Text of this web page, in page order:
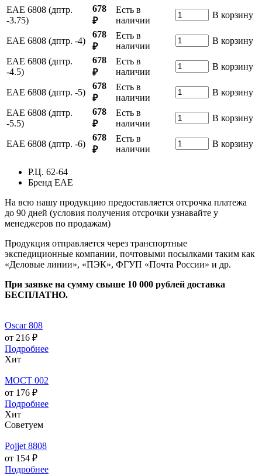
ЕАЕ 6808 (дптр.
-3.75)
678
₽
Есть в
наличии
В корзину
ЕАЕ 6808 (дптр. -4)
678
₽
Есть в
наличии
В корзину
ЕАЕ 6808 (дптр.
-4.5)
678
₽
Есть в
наличии
В корзину
ЕАЕ 6808 (дптр. -5)
678
₽
Есть в
наличии
В корзину
ЕАЕ 6808 (дптр.
-5.5)
678
₽
Есть в
наличии
В корзину
ЕАЕ 6808 (дптр. -6)
678
₽
Есть в
наличии
В корзину
Р.Ц. 62-64
Бренд ЕАЕ
На всю нашу продукцию предоставляется отсрочка платежа
до 90 дней (условия получения отсрочки узнавайте у
менеджеров по продажам)
Продукция отправляется через транспортные
экспедиционные компании, почтовыми посылками таким как
«Деловые линии», «ПЭК», ФГУП «Почта России» и др.
При заявке на сумму свыше 10 000 рублей доставка
БЕСПЛАТНО.
Oscar 808
от 216 ₽
Подробнее
Хит
МОСТ 002
от 176 ₽
Подробнее
Хит
Советуем
Pojjet 8808
от 154 ₽
Подробнее